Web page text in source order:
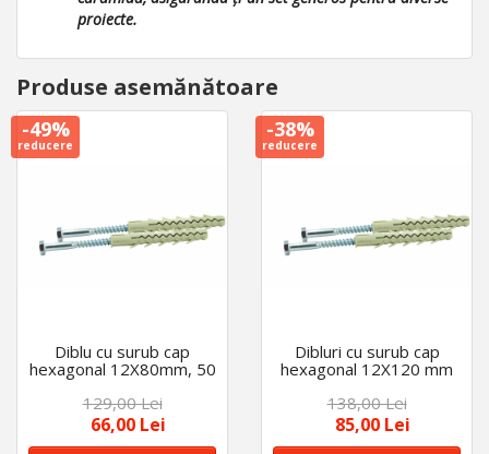
proiecte.
Produse asemănătoare
-49%
reducere
Diblu cu surub cap
hexagonal 12X80mm, 50
129,00 Lei
66,00 Lei
-38%
reducere
Dibluri cu surub cap
hexagonal 12X120 mm
138,00 Lei
85,00 Lei